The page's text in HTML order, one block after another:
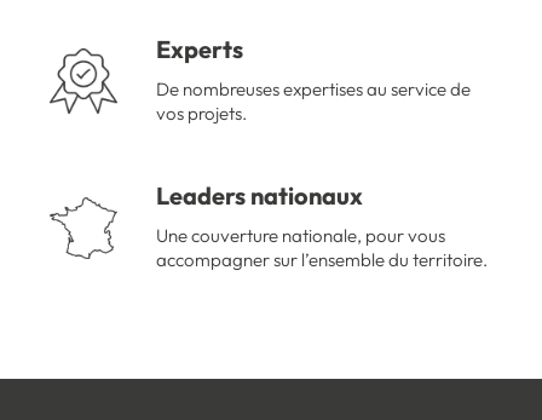
Experts
De nombreuses expertises au service de
vos projets.
Leaders nationaux
Une couverture nationale, pour vous
accompagner sur l’ensemble du territoire.